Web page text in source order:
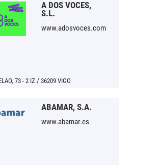
A DOS VOCES,
S.L.
www.adosvoces.com
73 - 2 IZ / 36209 VIGO
ABAMAR, S.A.
www.abamar.es